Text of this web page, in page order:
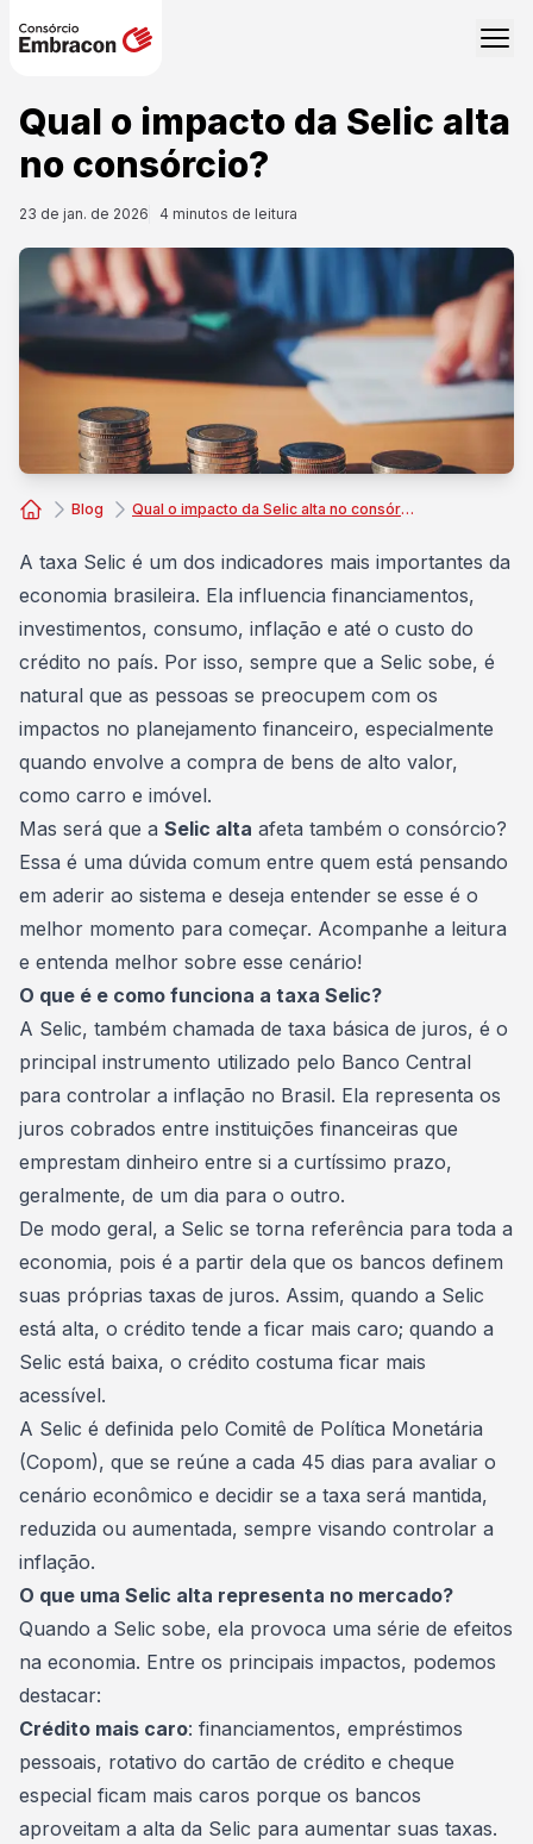
Qual o impacto da Selic alta
no consórcio?
23 de jan. de 2026 4 minutos de leitura
Blog Qual o impacto da Selic alta no consórcio?
A taxa Selic é um dos indicadores mais importantes da
economia brasileira. Ela influencia financiamentos,
investimentos, consumo, inflação e até o custo do
crédito no país. Por isso, sempre que a Selic sobe, é
natural que as pessoas se preocupem com os
impactos no planejamento financeiro, especialmente
quando envolve a compra de bens de alto valor,
como carro e imóvel.
Mas será que a Selic alta afeta também o consórcio?
Essa é uma dúvida comum entre quem está pensando
em aderir ao sistema e deseja entender se esse é o
melhor momento para começar. Acompanhe a leitura
e entenda melhor sobre esse cenário!
O que é e como funciona a taxa Selic?
A Selic, também chamada de taxa básica de juros, é o
principal instrumento utilizado pelo Banco Central
para controlar a inflação no Brasil. Ela representa os
juros cobrados entre instituições financeiras que
emprestam dinheiro entre si a curtíssimo prazo,
geralmente, de um dia para o outro.
De modo geral, a Selic se torna referência para toda a
economia, pois é a partir dela que os bancos definem
suas próprias taxas de juros. Assim, quando a Selic
está alta, o crédito tende a ficar mais caro; quando a
Selic está baixa, o crédito costuma ficar mais
acessível.
A Selic é definida pelo Comitê de Política Monetária
(Copom), que se reúne a cada 45 dias para avaliar o
cenário econômico e decidir se a taxa será mantida,
reduzida ou aumentada, sempre visando controlar a
inflação.
O que uma Selic alta representa no mercado?
Quando a Selic sobe, ela provoca uma série de efeitos
na economia. Entre os principais impactos, podemos
destacar:
Crédito mais caro: financiamentos, empréstimos
pessoais, rotativo do cartão de crédito e cheque
especial ficam mais caros porque os bancos
aproveitam a alta da Selic para aumentar suas taxas.